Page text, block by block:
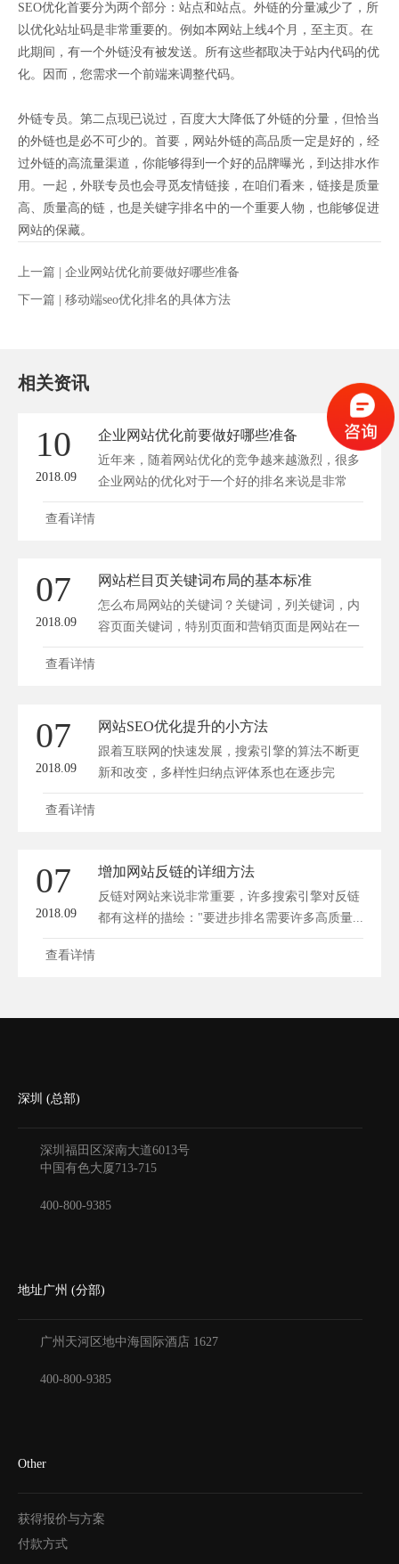
SEO优化首要分为两个部分：站点和站点。外链的分量减少了，所
以优化站址码是非常重要的。例如本网站上线4个月，至主页。在
此期间，有一个外链没有被发送。所有这些都取决于站内代码的优
化。因而，您需求一个前端来调整代码。
外链专员。第二点现已说过，百度大大降低了外链的分量，但恰当
的外链也是必不可少的。首要，网站外链的高品质一定是好的，经
过外链的高流量渠道，你能够得到一个好的品牌曝光，到达排水作
用。一起，外联专员也会寻觅友情链接，在咱们看来，链接是质量
高、质量高的链，也是关键字排名中的一个重要人物，也能够促进
网站的保藏。
上一篇 | 企业网站优化前要做好哪些准备
下一篇 | 移动端seo优化排名的具体方法
相关资讯
10
2018.09
企业网站优化前要做好哪些准备
近年来，随着网站优化的竞争越来越激烈，很多
企业网站的优化对于一个好的排名来说是非常
罕...
查看详情
07
2018.09
网站栏目页关键词布局的基本标准
怎么布局网站的关键词？关键词，列关键词，内
容页面关键词，特别页面和营销页面是网站在一
段时...
查看详情
07
2018.09
网站SEO优化提升的小方法
跟着互联网的快速发展，搜索引擎的算法不断更
新和改变，多样性归纳点评体系也在逐步完
善。...
查看详情
07
2018.09
增加网站反链的详细方法
反链对网站来说非常重要，许多搜索引擎对反链
都有这样的描绘："要进步排名需要许多高质量...
查看详情
深圳 (总部)
深圳福田区深南大道6013号
中国有色大厦713-715
400-800-9385
地址广州 (分部)
广州天河区地中海国际酒店 1627
400-800-9385
Other
获得报价与方案
付款方式